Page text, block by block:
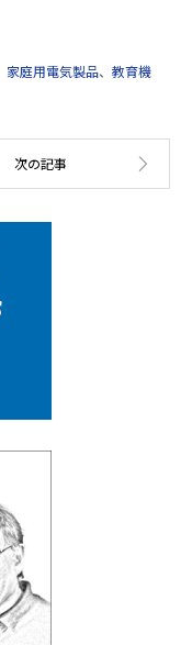
家庭用電気製品、 教育機